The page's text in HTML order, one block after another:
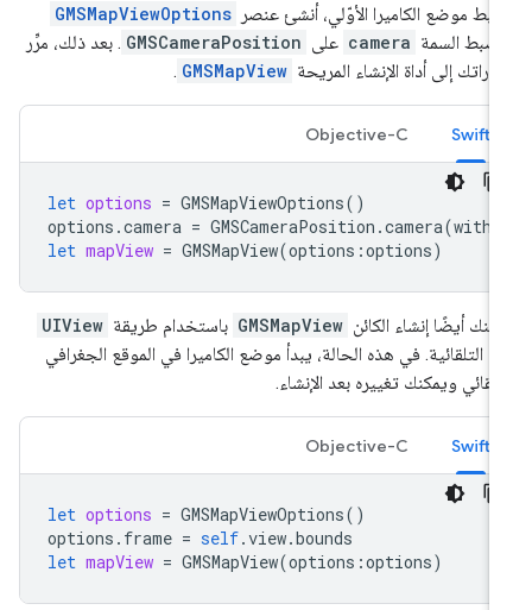
موضع الكاميرا الأوّلي، أنشئ عنصر GMSMapViewOptions
السمة camera على GMSCameraPosition . بعد ذلك، مرِّر
إلى أداة الإنشاء المريحة GMSMapView
.
Swift
Objective-C
let options = GMSMapViewOptions
options.camera = GMSCameraPosition.camera(
let mapView = GMSMapView(options:options
أيضًا إنشاء الكائن GMSMapView باستخدام طريقة UIView
init التلقائية. في هذه الحالة، يبدأ موضع الكاميرا في الموقع الجغرافي
ويمكنك تغييره بعد الإنشاء.
Swift
Objective-C
let options = GMSMapViewOptions
options.frame = self.view.bounds
let mapView = GMSMapView(options:options